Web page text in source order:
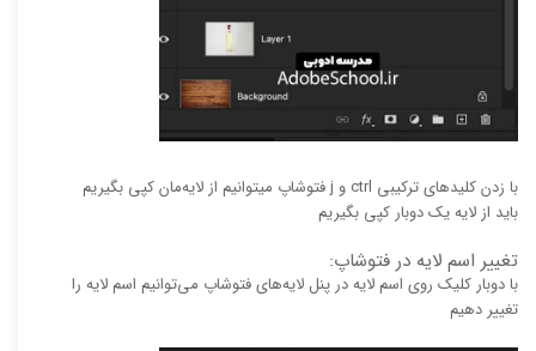
با زدن کلید‌های ترکیبی ctrl و j فتوشاپ میتوانیم از لایه‌مان کپی بگیریم
باید از لایه یک دوبار کپی بگیریم
تغییر اسم لایه در فتوشاپ:
با دوبار کلیک روی اسم لایه در پنل لایه‌های فتوشاپ می‌توانیم اسم لایه را
تغییر دهیم